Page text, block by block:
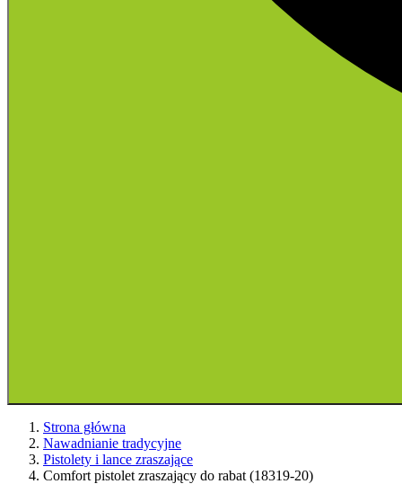
Strona główna
Nawadnianie tradycyjne
Pistolety i lance zraszające
Comfort pistolet zraszający do rabat (18319-20)